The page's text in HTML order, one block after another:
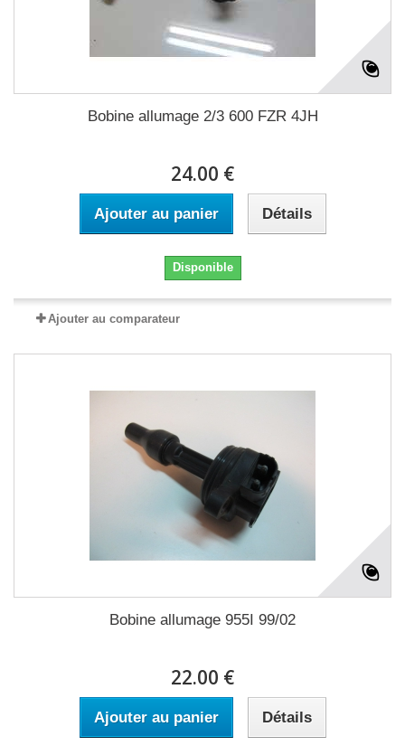
Bobine allumage 2/3 600 FZR 4JH
24.00 €
Ajouter au panier Détails
Disponible
Ajouter au comparateur
Bobine allumage 955I 99/02
22.00 €
Ajouter au panier Détails